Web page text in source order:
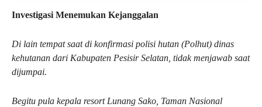
Investigasi Menemukan Kejanggalan
Di lain tempat saat di konfirmasi polisi hutan (Polhut) dinas
kehutanan dari Kabupaten Pesisir Selatan, tidak menjawab saat
dijumpai.
Begitu pula kepala resort Lunang Sako, Taman Nasional